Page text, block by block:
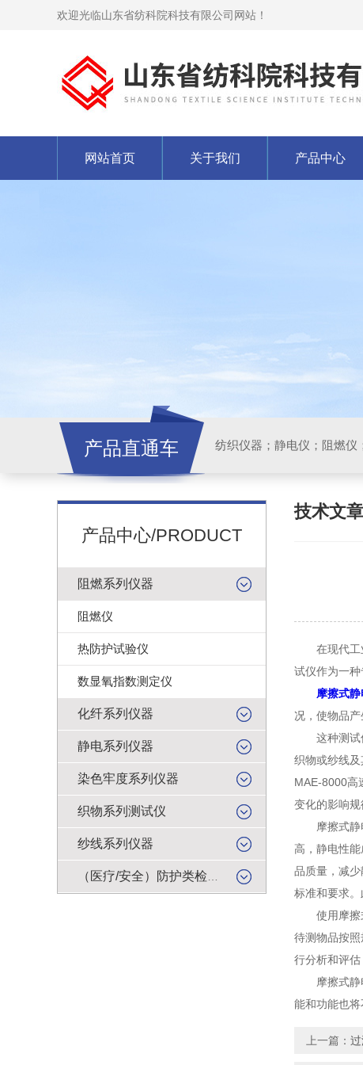
欢迎光临山东省纺科院科技有限公司网站！
网站首页 关于我们 产品中心
产品直通车 纺织仪器；静电仪；阻燃仪
技术文章
在现代工业
试仪作为一
摩擦式
况，使物品
这种测试仪
织物或纱线
MAE-8000高
变化的影响
摩擦式静电
高，静电性
品质量，减
标准和要求
使用摩擦式
待测物品按
行分析和评估
摩擦式静电
能和功能也将
上一篇：
产品中心/PRODUCT
阻燃系列仪器
阻燃仪
热防护试验仪
数显氧指数测定仪
化纤系列仪器
静电系列仪器
染色牢度系列仪器
织物系列测试仪
纱线系列仪器